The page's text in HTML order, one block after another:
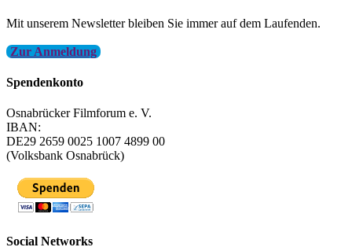
Mit unserem Newsletter bleiben Sie immer auf dem Laufenden.
Zur Anmeldung
Spendenkonto
Osnabrücker Filmforum e. V.
IBAN:
DE29 2659 0025 1007 4899 00
(Volksbank Osnabrück)
Social Networks